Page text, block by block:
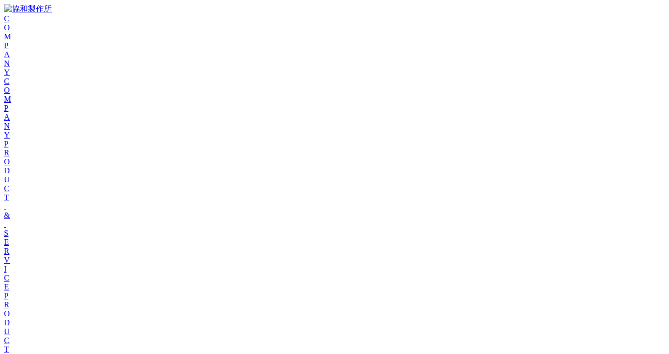
C
O
M
P
A
N
Y
C
O
M
P
A
N
Y
P
R
O
D
U
C
T
&
S
E
R
V
I
C
E
P
R
O
D
U
C
T